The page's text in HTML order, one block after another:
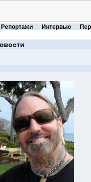
Репортажи Интервью